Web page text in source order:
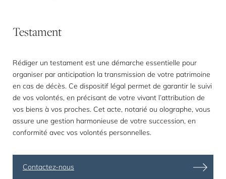
Testament
Rédiger un testament est une démarche essentielle pour
organiser par anticipation la transmission de votre patrimoine
en cas de décès. Ce dispositif légal permet de garantir le suivi
de vos volontés, en précisant de votre vivant l’attribution de
vos biens à vos proches. Cet acte, notarié ou olographe, vous
assure une gestion harmonieuse de votre succession, en
conformité avec vos volontés personnelles.
Contactez-nous